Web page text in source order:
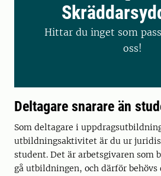
Hittar du inget som
oss!
Deltagare snarare än
Som deltagare i
utbildningsaktivitet är du ur
student. Det är arbetsgivaren som
gå utbildningen, och därför behövs